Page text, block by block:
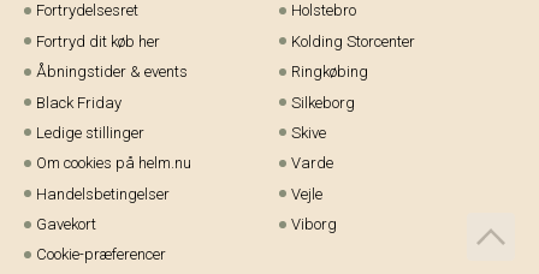
Fortrydelsesret
Fortryd dit køb her
Åbningstider & events
Black Friday
Ledige stillinger
Om cookies på helm.nu
Handelsbetingelser
Gavekort
Cookie-præferencer
Holstebro
Kolding Storcenter
Ringkøbing
Silkeborg
Skive
Varde
Vejle
Viborg